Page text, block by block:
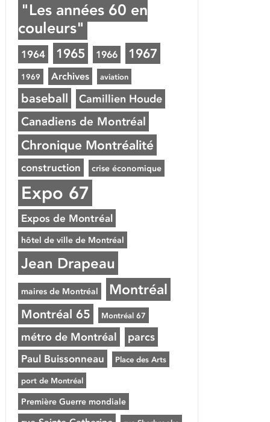
"Les années 60 en
couleurs"
1964 1965 1966 1967
1969 Archives aviation
baseball Camillien Houde
Canadiens de Montréal
Chronique Montréalité
construction crise économique
Expo 67
Expos de Montréal
hôtel de ville de Montréal
Jean Drapeau
maires de Montréal Montréal
Montréal 65 Montréal 67
métro de Montréal parcs
Paul Buissonneau Place des Arts
port de Montréal
Première Guerre mondiale